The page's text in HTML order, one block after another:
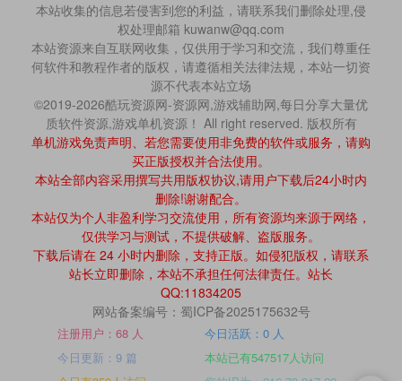
本站收集的信息若侵害到您的利益，请联系我们删除处理,侵
权处理邮箱 kuwanw@qq.com
本站资源来自互联网收集，仅供用于学习和交流，我们尊重任
何软件和教程作者的版权，请遵循相关法律法规，本站一切资
源不代表本站立场
©2019-2026酷玩资源网-资源网,游戏辅助网,每日分享大量优
质软件资源,游戏单机资源！ All right reserved. 版权所有
单机游戏免责声明、若您需要使用非免费的软件或服务，请购
买正版授权并合法使用。
本站全部内容采用撰写共用版权协议,请用户下载后24小时内
删除!谢谢配合。
本站仅为个人非盈利学习交流使用，所有资源均来源于网络，
仅供学习与测试，不提供破解、盗版服务。
下载后请在 24 小时内删除，支持正版。如侵犯版权，请联系
站长立即删除，本站不承担任何法律责任。站长
QQ:11834205
网站备案编号：蜀ICP备2025175632号
注册用户：68 人
今日活跃：0 人
今日更新：9 篇
本站已有547517人访问